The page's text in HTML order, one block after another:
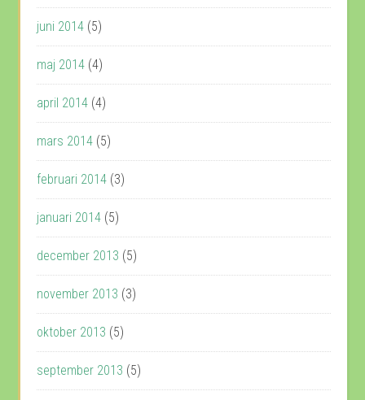
juni 2014 (5)
maj 2014 (4)
april 2014 (4)
mars 2014 (5)
februari 2014 (3)
januari 2014 (5)
december 2013 (5)
november 2013 (3)
oktober 2013 (5)
september 2013 (5)